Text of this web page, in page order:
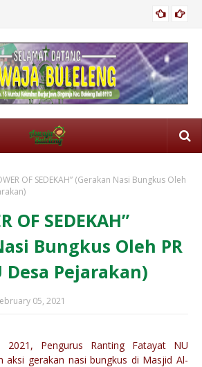
OF SEDEKAH” (Gerakan Nasi Bungkus Oleh
OF SEDEKAH”
Bungkus Oleh PR
Desa Pejarakan)
05, 2021
2021, Pengurus Ranting Fatayat NU
aksi gerakan nasi bungkus di Masjid Al-